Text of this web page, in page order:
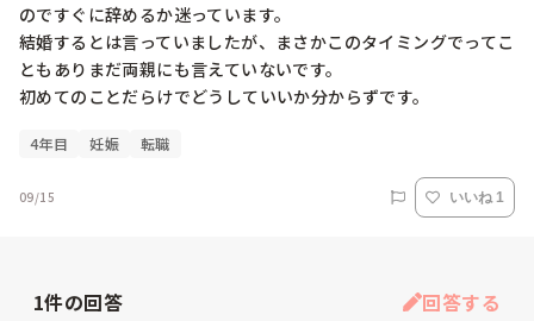
のですぐに辞めるか迷っています。
結婚するとは言っていましたが、まさかこのタイミングでってこ
ともありまだ両親にも言えていないです。
初めてのことだらけでどうしていいか分からずです。
4年目 妊娠 転職
09/15 いいね 1
1件の回答 回答する